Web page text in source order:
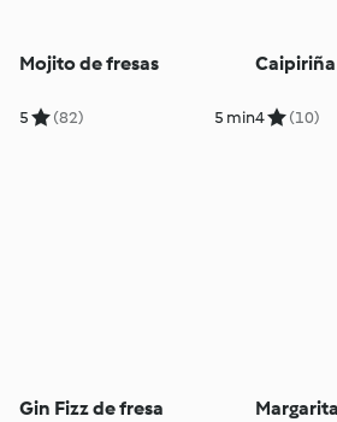
Mojito de fresas
5 (82) 5 min4 (10)
Gin Fizz de fresa